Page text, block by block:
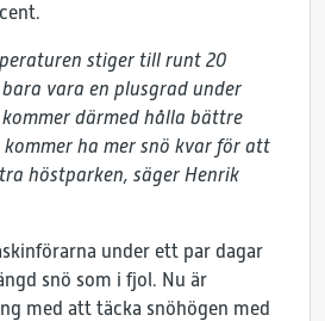
stiger till runt 20
vara en plusgrad under
därmed hålla bättre
ha mer snö kvar för att
höstparken, säger Henrik
under ett par dagar
snö som i fjol. Nu är
med att täcka snöhögen med